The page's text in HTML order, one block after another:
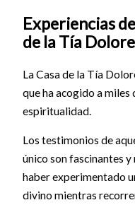
Experiencias
de la Tía
La Casa de la Tía
que ha acogido a miles
espiritualidad.
Los testimonios de
único son fascinantes
haber experimentado
divino mientras